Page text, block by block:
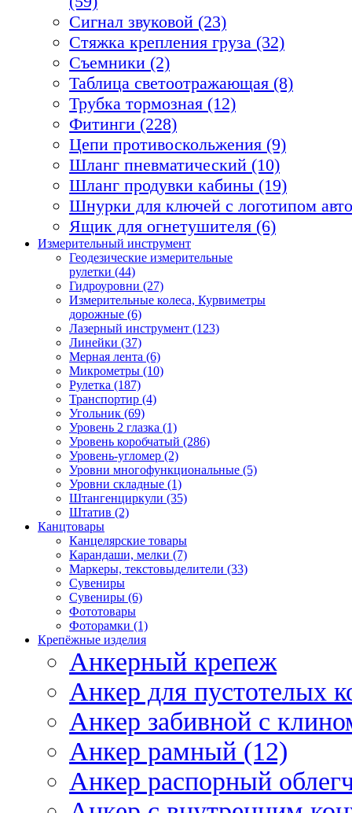
Сигнал звуковой (23)
Стяжка крепления груза (32)
Съемники (2)
Таблица светоотражающая (8)
Трубка тормозная (12)
Фитинги (228)
Цепи противоскольжения (9)
Шланг пневматический (10)
Шланг продувки кабины (19)
Шнурки для ключей с логотипом
Ящик для огнетушителя (6)
Измерительный инструмент
Геодезические измерительные
рулетки (44)
Гидроуровни (27)
Измерительные колеса, Курвиметры
дорожные (6)
Лазерный инструмент (123)
Линейки (37)
Мерная лента (6)
Микрометры (10)
Рулетка (187)
Транспортир (4)
Угольник (69)
Уровень 2 глазка (1)
Уровень коробчатый (286)
Уровень-угломер (2)
Уровни многофункциональные (5)
Уровни складные (1)
Штангенциркули (35)
Штатив (2)
Канцтовары
Канцелярские товары
Карандаши, мелки (7)
Маркеры, текстовыделители (33)
Сувениры
Сувениры (6)
Фототовары
Фоторамки (1)
Крепёжные изделия
Анкерный крепеж
Анкер для пустотелых
Анкер забивной с
Анкер рамный (12)
Анкер распорный